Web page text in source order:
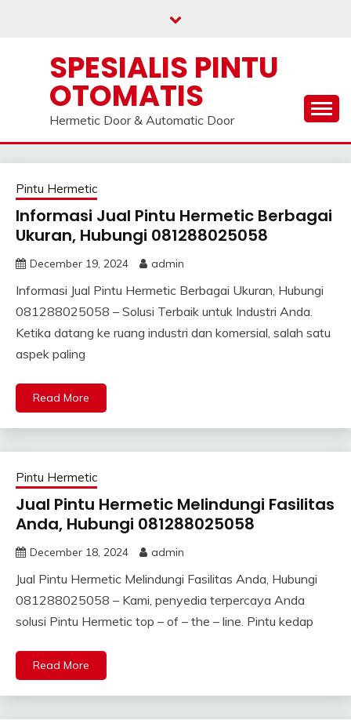
SPESIALIS PINTU
OTOMATIS
Hermetic Door & Automatic Door
Artikel
Pintu Hermetic
Informasi Jual Pintu Hermetic Berbagai
Ukuran, Hubungi 081288025058
December 19, 2024 admin
Informasi Jual Pintu Hermetic Berbagai Ukuran, Hubungi
081288025058 – Solusi Terbaik untuk Industri Anda.
Ketika datang ke ruang industri dan komersial, salah satu
aspek paling
Read More
Pintu Hermetic
Jual Pintu Hermetic Melindungi Fasilitas
Anda, Hubungi 081288025058
December 18, 2024 admin
Jual Pintu Hermetic Melindungi Fasilitas Anda, Hubungi
081288025058 – Kami, penyedia terpercaya Anda
solusi Pintu Hermetic top – of – the – line. Pintu kedap
Read More